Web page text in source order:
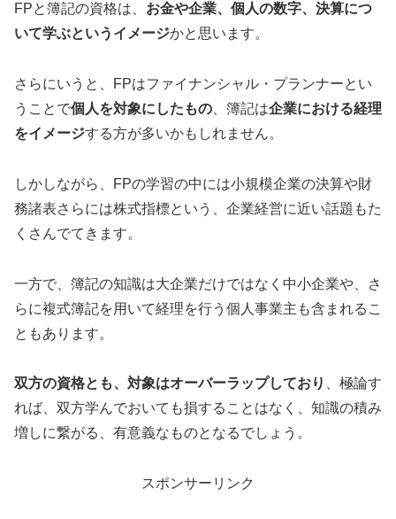
FPと簿記の資格は、 お金や企業、個人の数字、決算につ
いて学ぶというイメージかと思います。
さらにいうと、FPはファイナンシャル・プランナーとい
うことで個人を対象にしたもの 、簿記は企業における経理
をイメージする方が多いかもしれません。
しかしながら、FPの学習の中には小規模企業の決算や財
務諸表さらには株式指標という、企業経営に近い話題もた
くさんでてきます。
一方で、簿記の知識は大企業だけではなく中小企業や、さ
らに複式簿記を用いて経理を行う個人事業主も含まれるこ
ともあります。
双方の資格とも、対象はオーバーラップしており
、極論す
れば、双方学んでおいても損することはなく、知識の積み
増しに繋がる、有意義なものとなるでしょう。
スポンサーリンク